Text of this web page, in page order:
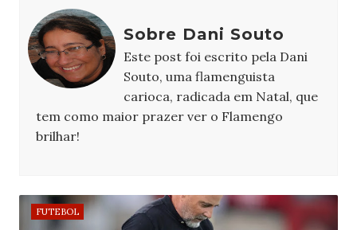
Sobre Dani Souto
Este post foi escrito pela Dani
Souto, uma flamenguista
carioca, radicada em Natal, que
tem como maior prazer ver o Flamengo
brilhar!
FUTEBOL